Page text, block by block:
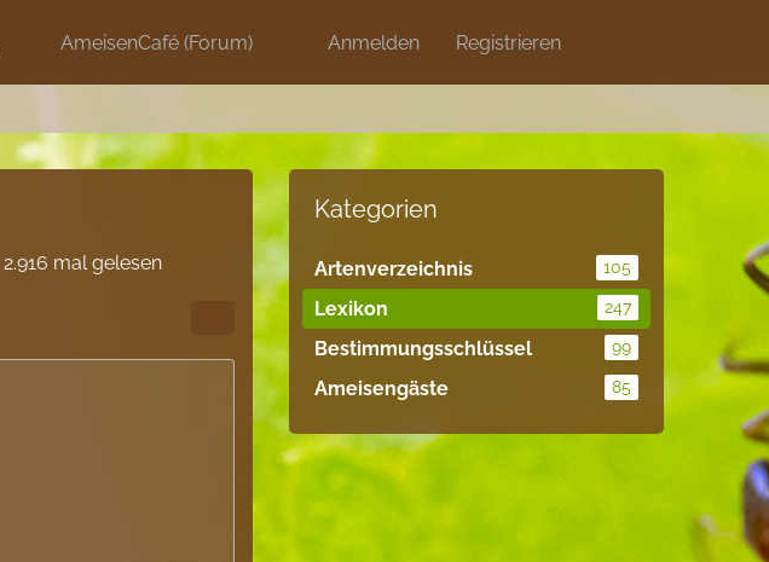
Anmelden Registrieren
AmeisenCafé (Forum) Discord Artikel Blog
2.916 mal gelesen
Kategorien
Artenverzeichnis 105
Lexikon 247
Bestimmungsschlüssel 99
Ameisengäste 85